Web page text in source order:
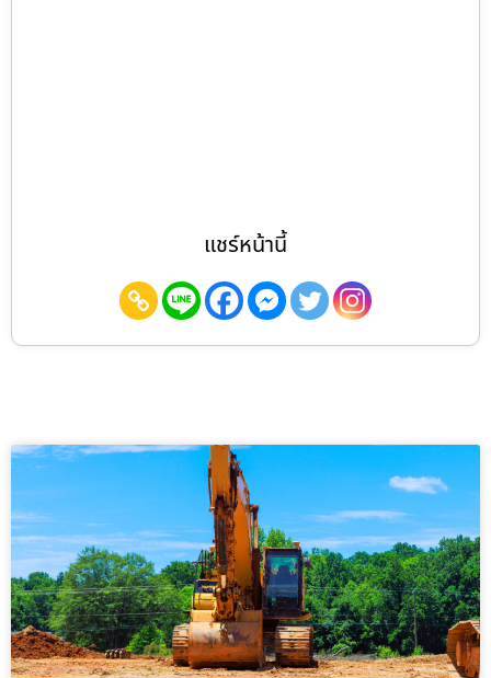
แชร์หน้านี้